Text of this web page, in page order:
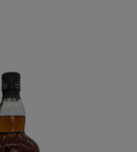
1 600
The
en brut de fût, de
ce qui signifie
lot présente
pure.